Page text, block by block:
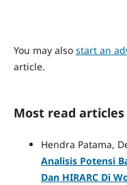
You may also start an
article.
Most read
Hendra Patama,
Analisis Potensi
Dan HIRARC Di